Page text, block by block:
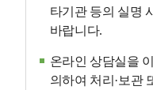
타기관 등의 실명
바랍니다.
온라인 상담실을
의하여 처리·보관